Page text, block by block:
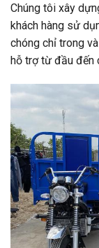
Chúng tôi xây
khách hàng sử
chóng chỉ trong
hỗ trợ từ đầu đến